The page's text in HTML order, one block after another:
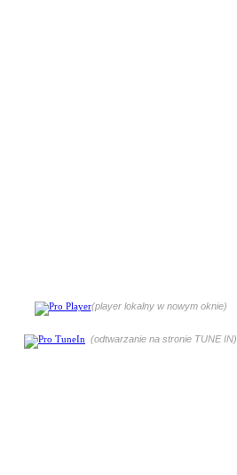
(player lokalny w nowym oknie)
(odtwarzanie na stronie TUNE IN)